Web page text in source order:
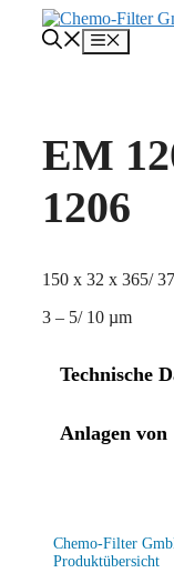
Inhalt
Menü
EM
1206
150 x 32 x 365/
3 – 5/ 10 µm
Technische
Anlagen von
Chemo-Filter
Produktübersicht